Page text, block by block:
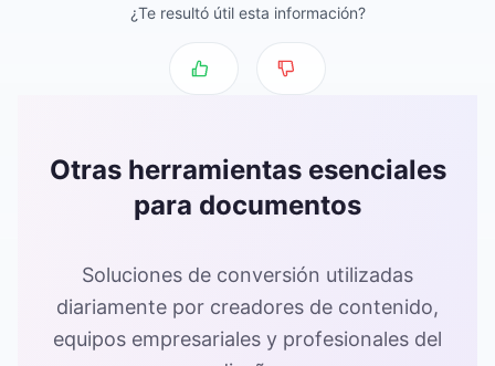
¿Te resultó útil esta información?
Otras herramientas esenciales
para documentos
Soluciones de conversión utilizadas
diariamente por creadores de contenido,
equipos empresariales y profesionales del